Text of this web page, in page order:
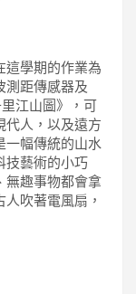
這學期的作業為
測距傳感器及
江山圖》，可
代人，以及遠方
一幅傳統的山水
技藝術的小巧
無趣事物都會拿
吹著電風扇，